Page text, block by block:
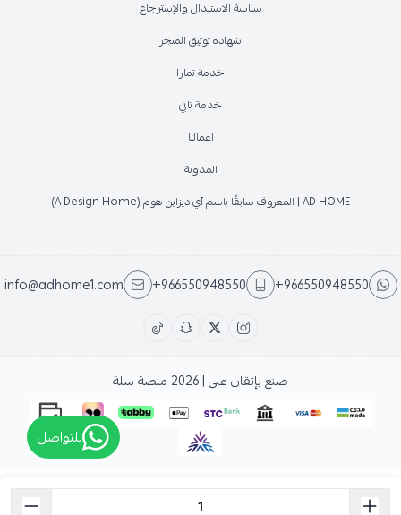
سياسة الاستبدال والإسترجاع
شهاده توثيق المتجر
خدمة تمارا
خدمة تابي
اعمالنا
المدونة
AD HOME | المعروف سابقًا باسم آي ديزاين هوم (A Design Home)
+966550948550
+966550948550
info@adhome1.com
صنع بإتقان على | 2026 منصة سلة
للتواصل